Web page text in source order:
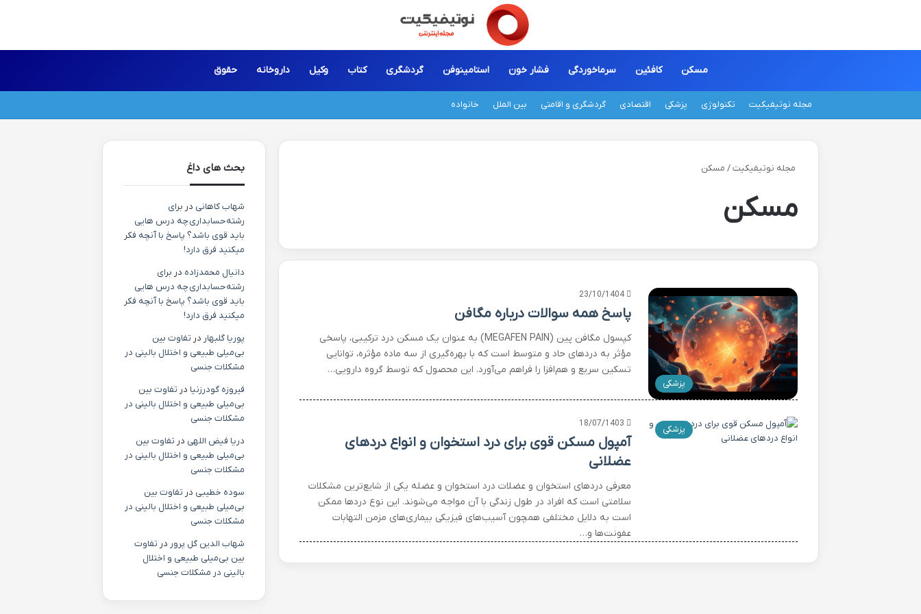
مسکن کافئین سرماخوردگی فشار خون استامینوفن گردشگری کتاب وکیل داروخانه حقوق
مجله نوتیفیکیت تکنولوژی پزشکی اقتصادی گردشگری و اقامتی بین الملل خانواده
مجله نوتیفیکیت / مسکن
مسکن
پزشکی
23/10/1404
پاسخ همه سوالات درباره مگافن
کپسول مگافن پین (MEGAFEN PAIN) به عنوان یک مسکن درد ترکیبی، پاسخی
مؤثر به دردهای حاد و متوسط است که با بهره‌گیری از سه ماده مؤثره، توانایی
تسکین سریع و هم‌افزا را فراهم می‌آورد. این محصول که توسط گروه دارویی…
پزشکی 18/07/1403
آمپول مسکن قوی برای درد استخوان و انواع دردهای
عضلانی
معرفی دردهای استخوان و عضلات درد استخوان و عضله یکی از شایع‌ترین مشکلات
سلامتی است که افراد در طول زندگی با آن مواجه می‌شوند. این نوع دردها ممکن
است به دلایل مختلفی همچون آسیب‌های فیزیکی بیماری‌های مزمن التهابات
عفونت‌ها و…
بحث های داغ
شهاب کاهانی در برای
رشته حسابداری چه درس هایی
باید قوی باشد؟ پاسخ با آنچه فکر
میکنید فرق دارد!
دانیال محمدزاده در برای
رشته حسابداری چه درس هایی
باید قوی باشد؟ پاسخ با آنچه فکر
میکنید فرق دارد!
پوریا گلبهار در تفاوت بین
بی‌میلی طبیعی و اختلال بالینی در
مشکلات جنسی
فیروزه گودرزنیا در تفاوت بین
بی‌میلی طبیعی و اختلال بالینی در
مشکلات جنسی
دریا فیض اللهی در تفاوت بین
بی‌میلی طبیعی و اختلال بالینی در
مشکلات جنسی
سوده خطیبی در تفاوت بین
بی‌میلی طبیعی و اختلال بالینی در
مشکلات جنسی
شهاب الدین گل پرور در تفاوت
بین بی‌میلی طبیعی و اختلال
بالینی در مشکلات جنسی